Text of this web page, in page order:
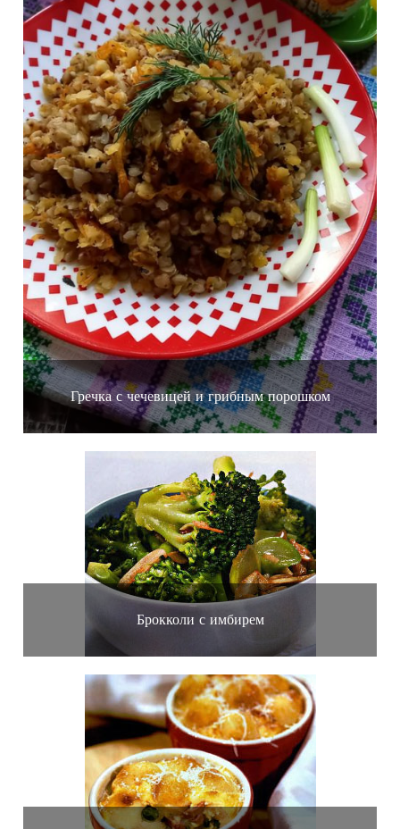
Гречка с чечевицей и грибным порошком
Брокколи с имбирем